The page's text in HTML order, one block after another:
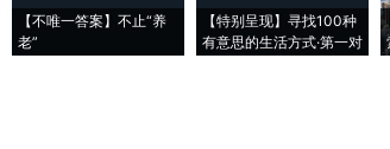
【不唯一答案】不止“养
老”
【特别呈现】寻找100种
有意思的生活方式·第一对